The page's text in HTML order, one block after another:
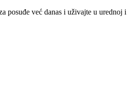
posuđe već danas i uživajte u urednoj i